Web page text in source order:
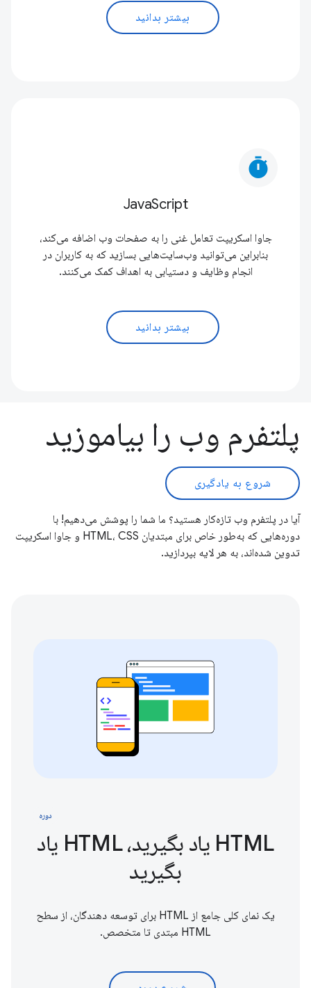
بیشتر بدانید
timer
JavaScript
جاوا اسکریپت تعامل غنی را به صفحات وب اضافه می‌کند،
بنابراین می‌توانید وب‌سایت‌هایی بسازید که به کاربران در
انجام وظایف و دستیابی به اهداف کمک می‌کنند.
بیشتر بدانید
پلتفرم وب را بیاموزید
شروع به یادگیری
آیا در پلتفرم وب تازه‌کار هستید؟ ما شما را پوشش می‌دهیم! با
دوره‌هایی که به‌طور خاص برای مبتدیان HTML، CSS و جاوا اسکریپت
تدوین شده‌اند، به هر لایه بپردازید.
دوره
HTML یاد بگیرید، HTML یاد
بگیرید
یک نمای کلی جامع از HTML برای توسعه دهندگان، از سطح
HTML مبتدی تا متخصص.